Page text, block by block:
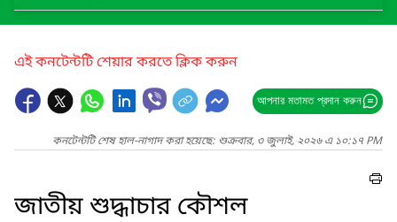
এই কনটেন্টটি শেয়ার করতে ক্লিক করুন
আপনার মতামত প্রদান করুন
কনটেন্টটি শেষ হাল-নাগাদ করা হয়েছে: শুক্রবার, ৩ জুলাই, ২০২৬ এ ১০:১৭ PM
জাতীয় শুদ্ধাচার কৌশল